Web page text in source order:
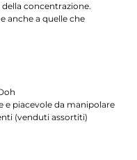
concentrazione.
anche a quelle che
e piacevole da manipolare
(venduti assortiti)